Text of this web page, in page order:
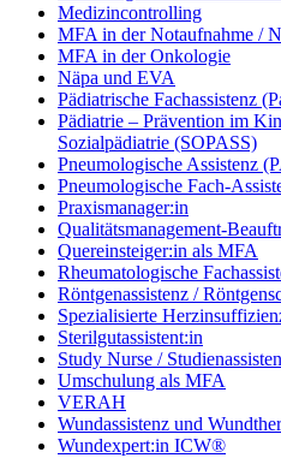
Medizincontrolling
MFA in der Notaufnahme /
MFA in der Onkologie
Näpa und EVA
Pädiatrische Fachassistenz
Pädiatrie – Prävention im
Sozialpädiatrie (SOPASS)
Pneumologische Assistenz
Pneumologische Fach-
Praxismanager:in
Qualitätsmanagement-
Quereinsteiger:in als MFA
Rheumatologische
Röntgenassistenz /
Spezialisierte
Sterilgutassistent:in
Study Nurse /
Umschulung als MFA
VERAH
Wundassistenz und
Wundexpert:in ICW®